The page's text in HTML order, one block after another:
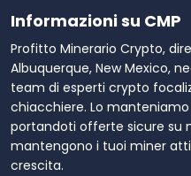
Informazioni su CMP
Profitto Minerario Crypto,
Albuquerque, New Mexico,
team di esperti crypto
chiacchiere. Lo
portandoti offerte sicure su
mantengono i tuoi miner
crescita.